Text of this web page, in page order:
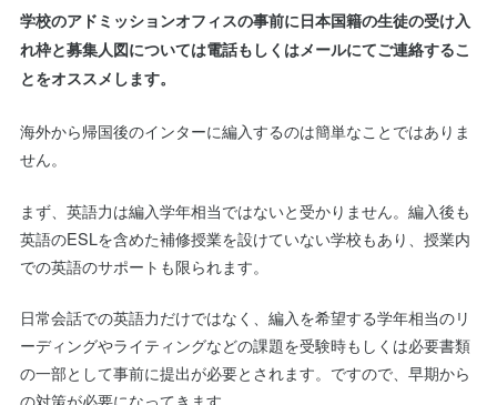
学校のアドミッションオフィスの事前に日本国籍の生徒の受け入
れ枠と募集人図については電話もしくはメールにてご連絡するこ
とをオススメします。
海外から帰国後のインターに編入するのは簡単なことではありま
せん。
まず、英語力は編入学年相当ではないと受かりません。編入後も
英語のESLを含めた補修授業を設けていない学校もあり、授業内
での英語のサポートも限られます。
日常会話での英語力だけではなく、編入を希望する学年相当のリ
ーディングやライティングなどの課題を受験時もしくは必要書類
の一部として事前に提出が必要とされます。ですので、早期から
の対策が必要になってきます。